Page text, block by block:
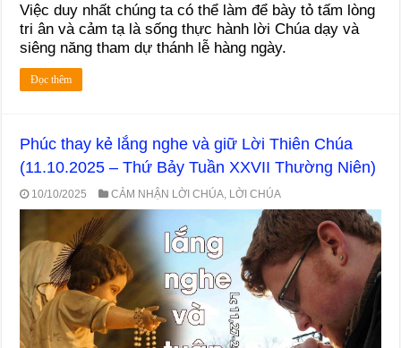
Việc duy nhất chúng ta có thể làm để bày tỏ tấm lòng
tri ân và cảm tạ là sống thực hành lời Chúa dạy và
siêng năng tham dự thánh lễ hàng ngày.
Đọc thêm
Phúc thay kẻ lắng nghe và giữ Lời Thiên Chúa
(11.10.2025 – Thứ Bảy Tuần XXVII Thường Niên)
10/10/2025 CẢM NHẬN LỜI CHÚA LỜI CHÚA